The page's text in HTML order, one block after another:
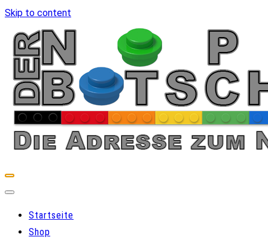
Skip to content
Startseite
Shop